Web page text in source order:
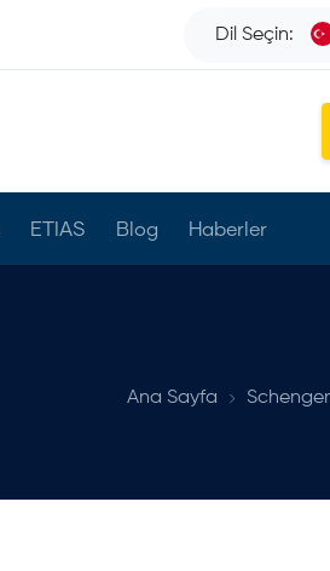
Dil Seçin:
ETIAS Blog Haberler
Ana Sayfa